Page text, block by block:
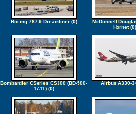
Boeing 787-9 Dreamliner(0)
McDonnell
Hornet(0)
Bombardier CSeries CS300 (BD-500-
1A11)(0)
Airbus A330-